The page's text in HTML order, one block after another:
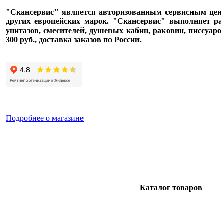
"Скансервис" является авторизованным сервисным
других европейских марок. "Скансервис" выполняет
унитазов, смесителей, душевых кабин, раковин,
300 руб., доставка заказов по России.
Подробнее о магазине
Каталог товаров